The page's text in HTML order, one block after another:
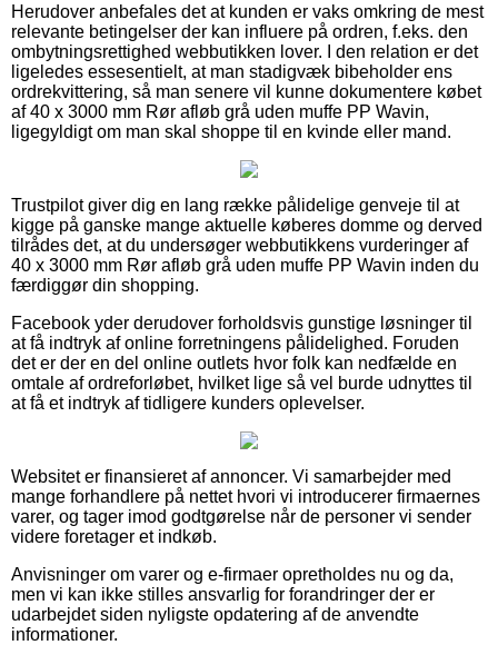
Herudover anbefales det at kunden er vaks omkring de mest
relevante betingelser der kan influere på ordren, f.eks. den
ombytningsrettighed webbutikken lover. I den relation er det
ligeledes essesentielt, at man stadigvæk bibeholder ens
ordrekvittering, så man senere vil kunne dokumentere købet
af 40 x 3000 mm Rør afløb grå uden muffe PP Wavin,
ligegyldigt om man skal shoppe til en kvinde eller mand.
Trustpilot giver dig en lang række pålidelige genveje til at
kigge på ganske mange aktuelle køberes domme og derved
tilrådes det, at du undersøger webbutikkens vurderinger af
40 x 3000 mm Rør afløb grå uden muffe PP Wavin inden du
færdiggør din shopping.
Facebook yder derudover forholdsvis gunstige løsninger til
at få indtryk af online forretningens pålidelighed. Foruden
det er der en del online outlets hvor folk kan nedfælde en
omtale af ordreforløbet, hvilket lige så vel burde udnyttes til
at få et indtryk af tidligere kunders oplevelser.
Websitet er finansieret af annoncer. Vi samarbejder med
mange forhandlere på nettet hvori vi introducerer firmaernes
varer, og tager imod godtgørelse når de personer vi sender
videre foretager et indkøb.
Anvisninger om varer og e-firmaer opretholdes nu og da,
men vi kan ikke stilles ansvarlig for forandringer der er
udarbejdet siden nyligste opdatering af de anvendte
informationer.